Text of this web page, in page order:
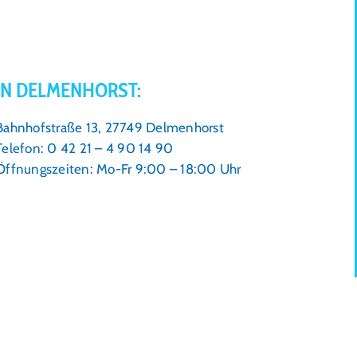
DELMENHORST:
13, 27749 Delmenhorst
0 42 21 – 4 90 14 90
Mo-Fr 9:00 – 18:00 Uhr